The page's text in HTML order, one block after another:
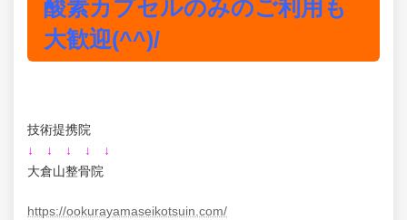
酸素カプセルのみのご利用も
大歓迎(^^)/
技術提携院
↓ ↓ ↓ ↓ ↓
大倉山整骨院
https://ookurayamaseikotsuin.com/